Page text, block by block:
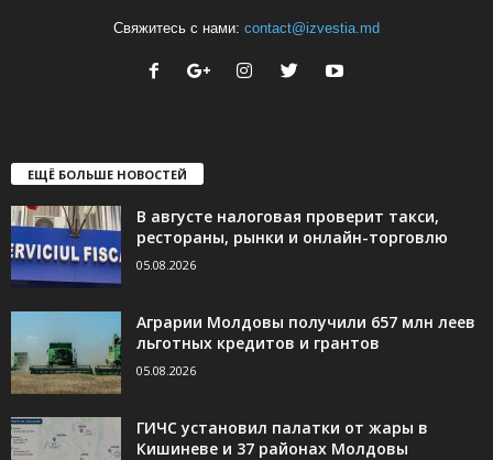
Свяжитесь с нами: contact@izvestia.md
ЕЩЁ БОЛЬШЕ НОВОСТЕЙ
В августе налоговая проверит такси,
рестораны, рынки и онлайн-торговлю
05.08.2026
Аграрии Молдовы получили 657 млн леев
льготных кредитов и грантов
05.08.2026
ГИЧС установил палатки от жары в
Кишиневе и 37 районах Молдовы